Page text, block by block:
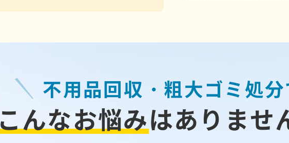
不用品回収・粗大ゴミ処
こんなお悩みはありませ